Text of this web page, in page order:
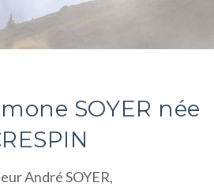
SOYER née
André SOYER,